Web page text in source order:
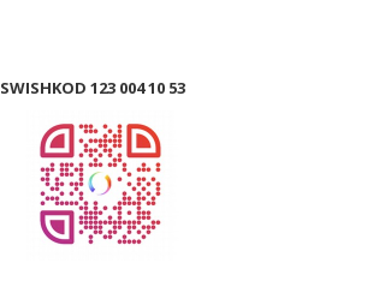
SWISHKOD 123 004 10 53